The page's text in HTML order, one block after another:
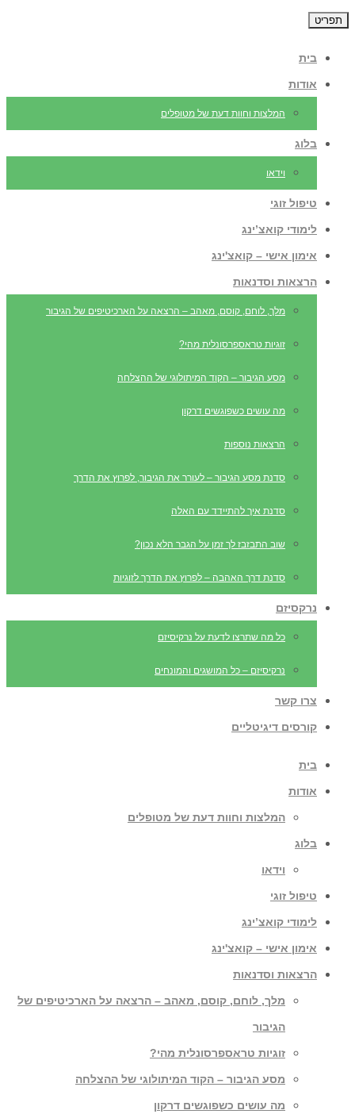
תפריט
בית
אודות
המלצות וחוות דעת של מטופלים
בלוג
וידאו
טיפול זוגי
לימודי קואצ’ינג
אימון אישי – קואצ'ינג
הרצאות וסדנאות
מלך, לוחם, קוסם, מאהב – הרצאה על הארכיטיפים של הגיבור
זוגיות טראספרסונלית מהי?
מסע הגיבור – הקוד המיתולוגי של ההצלחה
מה עושים כשפוגשים דרקון
הרצאות נוספות
סדנת מסע הגיבור – לעורר את הגיבור, לפרוץ את הדרך
סדנת איך להתיידד עם האלה
שוב התבזבז לך זמן על הגבר הלא נכון?
סדנת דרך האהבה – לפרוץ את הדרך לזוגיות
נרקסיזם
כל מה שתרצו לדעת על נרקיסיזם
נרקיסיזם – כל המושגים והמונחים
צרו קשר
קורסים דיגיטליים
בית
אודות
המלצות וחוות דעת של מטופלים
בלוג
וידאו
טיפול זוגי
לימודי קואצ’ינג
אימון אישי – קואצ'ינג
הרצאות וסדנאות
מלך, לוחם, קוסם, מאהב – הרצאה על הארכיטיפים של
הגיבור
זוגיות טראספרסונלית מהי?
מסע הגיבור – הקוד המיתולוגי של ההצלחה
מה עושים כשפוגשים דרקון